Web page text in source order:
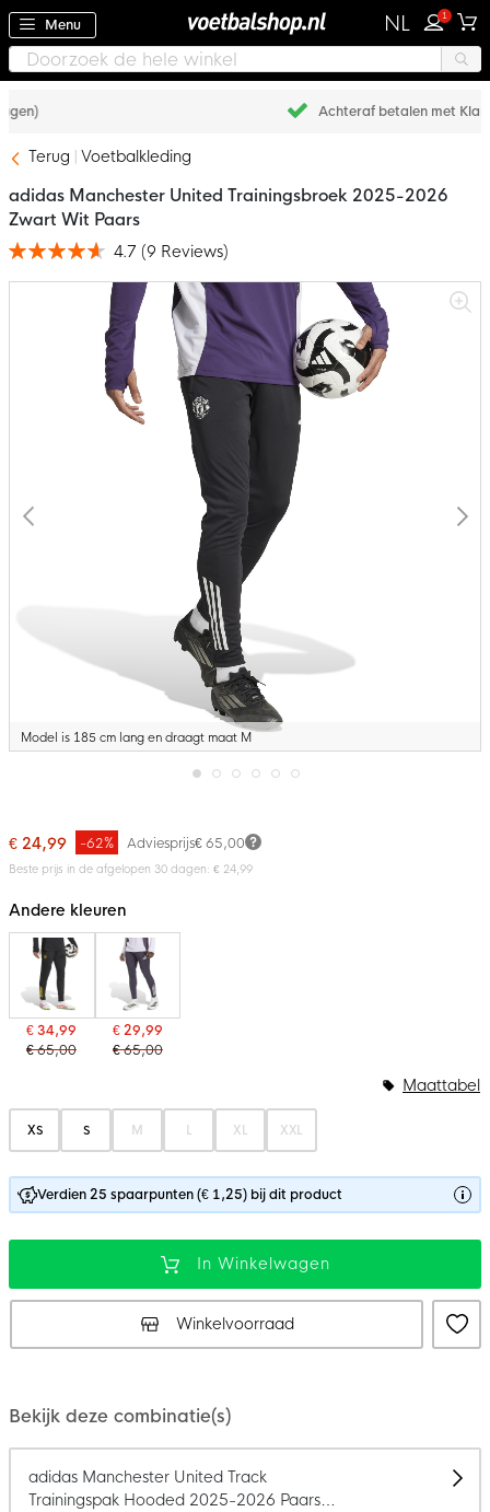
Menu NL 1
Achteraf betalen met Klarna
Terug Voetbalkleding
Model is 185 cm lang en draagt maat M
begin
van
gallerij
adidas Manchester United Trainingsbroek 2025-2026
Zwart Wit Paars
Waardering: 4.7 (9 Reviews)
€ 24,99 Adviesprijs€ 65,00
-62%
Beste prijs in de afgelopen 30 dagen: € 24,99
Andere kleuren
€ 34,99
€ 65,00
€ 29,99
€ 65,00
XS S M L XL XXL
Maattabel
Verdien 25 spaarpunten (€ 1,25) bij dit product
In Winkelwagen
Winkelvoorraad
Bekijk deze combinatie(s)
adidas Manchester United Track
Trainingspak Hooded 2025-2026 Paars